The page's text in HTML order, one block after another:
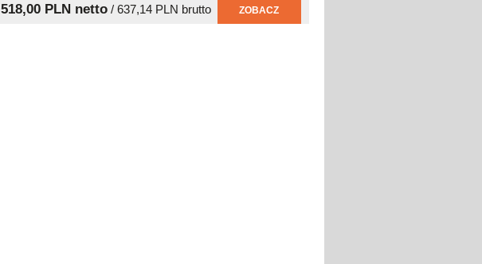
518,00 PLN netto/ 637,14 PLN brutto ZOBACZ